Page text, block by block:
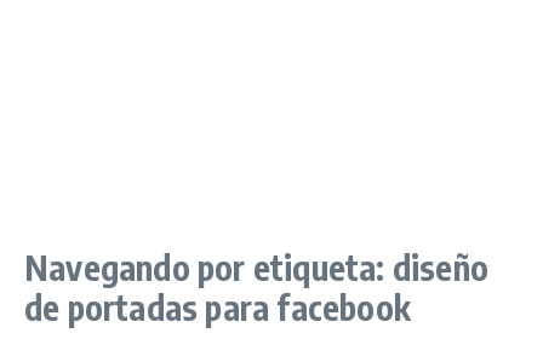
Navegando por etiqueta: diseño
de portadas para facebook